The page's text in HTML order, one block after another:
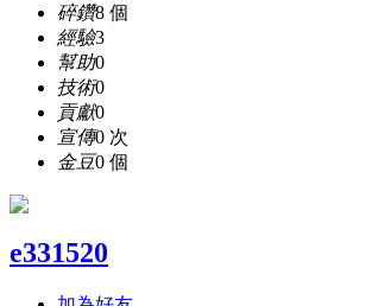
碎鑽8 個
經驗3
幫助0
技術0
貢獻0
宣傳0 次
金豆0 個
e331520